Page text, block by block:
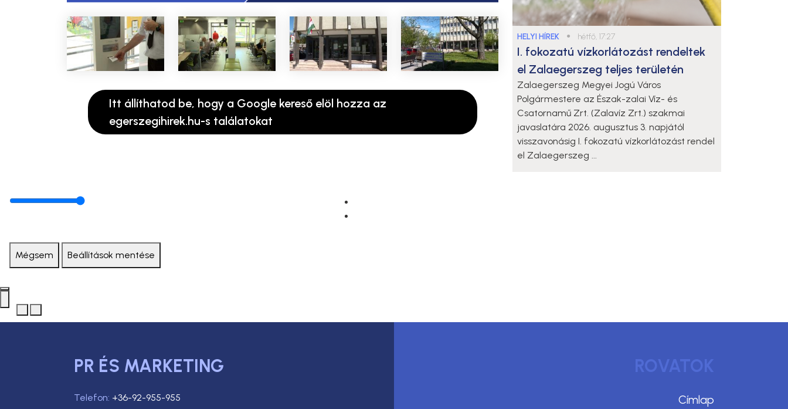
Itt állíthatod be, hogy a Google kereső elöl hozza az
egerszegihirek.hu-s találatokat
HELYI HÍREK ● hétfő, 17:27
I. fokozatú vízkorlátozást rendeltek
el Zalaegerszeg teljes területén
Zalaegerszeg Megyei Jogú Város
Polgármestere az Észak-zalai Víz- és
Csatornamű Zrt. (Zalavíz Zrt.) szakmai
javaslatára 2026. augusztus 3. napjától
visszavonásig I. fokozatú vízkorlátozást rendel
el Zalaegerszeg ...
Mégsem Beállítások mentése
PR ÉS MARKETING
Telefon: +36-92-955-955
ROVATOK
Címlap